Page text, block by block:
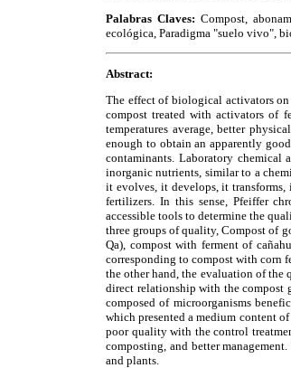
Palabras Claves:Compost,
ecológica, Paradigma "suelo vivo",
Abstract:
The effect of biological activators
compost treated with activators of
temperatures average, better
enough to obtain an apparently
contaminants. Laboratory chemical
inorganic nutrients, similar to a
it evolves, it develops, it transforms,
fertilizers. In this sense, Pfeiffer
accessible tools to determine the
three groups of quality, Compost of
Qa), compost with ferment of
corresponding to compost with corn
the other hand, the evaluation of the
direct relationship with the compost
composed of microorganisms
which presented a medium content
poor quality with the control
composting, and better
and plants.